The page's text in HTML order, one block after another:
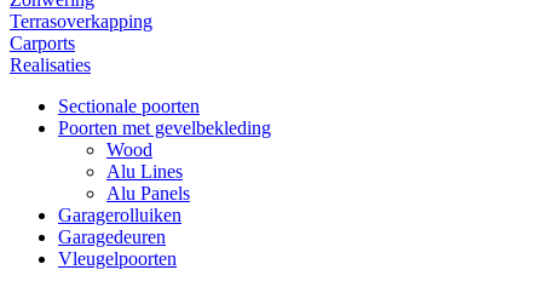
Terrasoverkapping
Carports
Realisaties
Sectionale poorten
Poorten met gevelbekleding
Wood
Alu Lines
Alu Panels
Garagerolluiken
Garagedeuren
Vleugelpoorten